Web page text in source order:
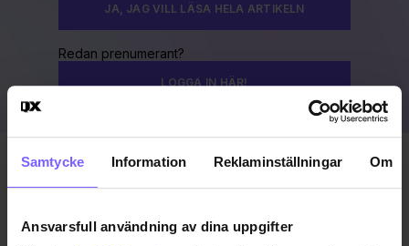
Samtycke Information Reklaminställningar Om
Ansvarsfull användning av dina uppgifter
JA, JAG VILL LÄSA HELA ARTIKELN
Redan prenumerant?
LOGGA IN HÄR!
Uppdaterad 2024-03-15